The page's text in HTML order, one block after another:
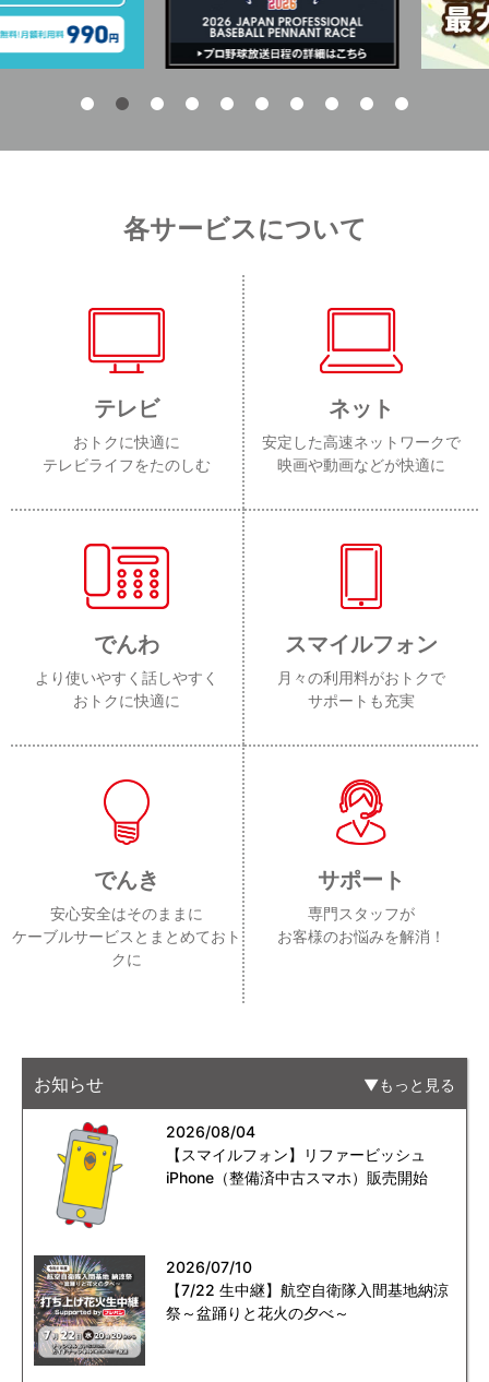
各サービスについて
テレビ
おトクに快適に
テレビライフをたのしむ
ネット
安定した高速ネットワークで
映画や動画などが快適に
でんわ
より使いやすく話しやすく
おトクに快適に
スマイルフォン
月々の利用料がおトクで
サポートも充実
でんき
安心安全はそのままに
ケーブルサービスとまとめておト
クに
サポート
専門スタッフが
お客様のお悩みを解消！
お知らせ もっと見る
2026/08/04
【スマイルフォン】リファービッシュ
iPhone（整備済中古スマホ）販売開始
2026/07/10
【7/22 生中継】航空自衛隊入間基地納涼
祭～盆踊りと花火の夕べ～